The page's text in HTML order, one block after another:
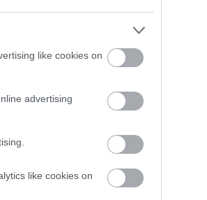
like cookies on
advertising
like cookies on
Μαλβαζία για τους
«πέτρινο καράβι» για τον
που δεσπόζει στο
όποιον περνά αυτή την
βράχο: Το δέος.
σοκάκια της Κάτω Πόλης. Από
αναστηλωμένα αρχοντικά.
Σοφιά της Άνω Πόλης και